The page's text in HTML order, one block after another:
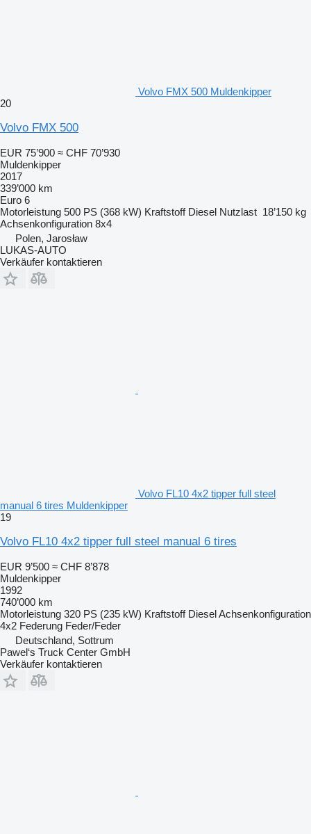
Volvo FMX 500 Muldenkipper
20
Volvo FMX 500
EUR 75’900 ≈ CHF 70’930
Muldenkipper
2017
339’000 km
Euro 6
Motorleistung 500 PS (368 kW) Kraftstoff Diesel Nutzlast 18’150 kg
Achsenkonfiguration 8x4
Polen, Jarosław
LUKAS-AUTO
Verkäufer kontaktieren
Volvo FL10 4x2 tipper full steel
manual 6 tires Muldenkipper
19
Volvo FL10 4x2 tipper full steel manual 6 tires
EUR 9’500 ≈ CHF 8’878
Muldenkipper
1992
740’000 km
Motorleistung 320 PS (235 kW) Kraftstoff DieselAchsenkonfiguration
4x2 Federung Feder/Feder
Deutschland, Sottrum
Pawel‘s Truck Center GmbH
Verkäufer kontaktieren